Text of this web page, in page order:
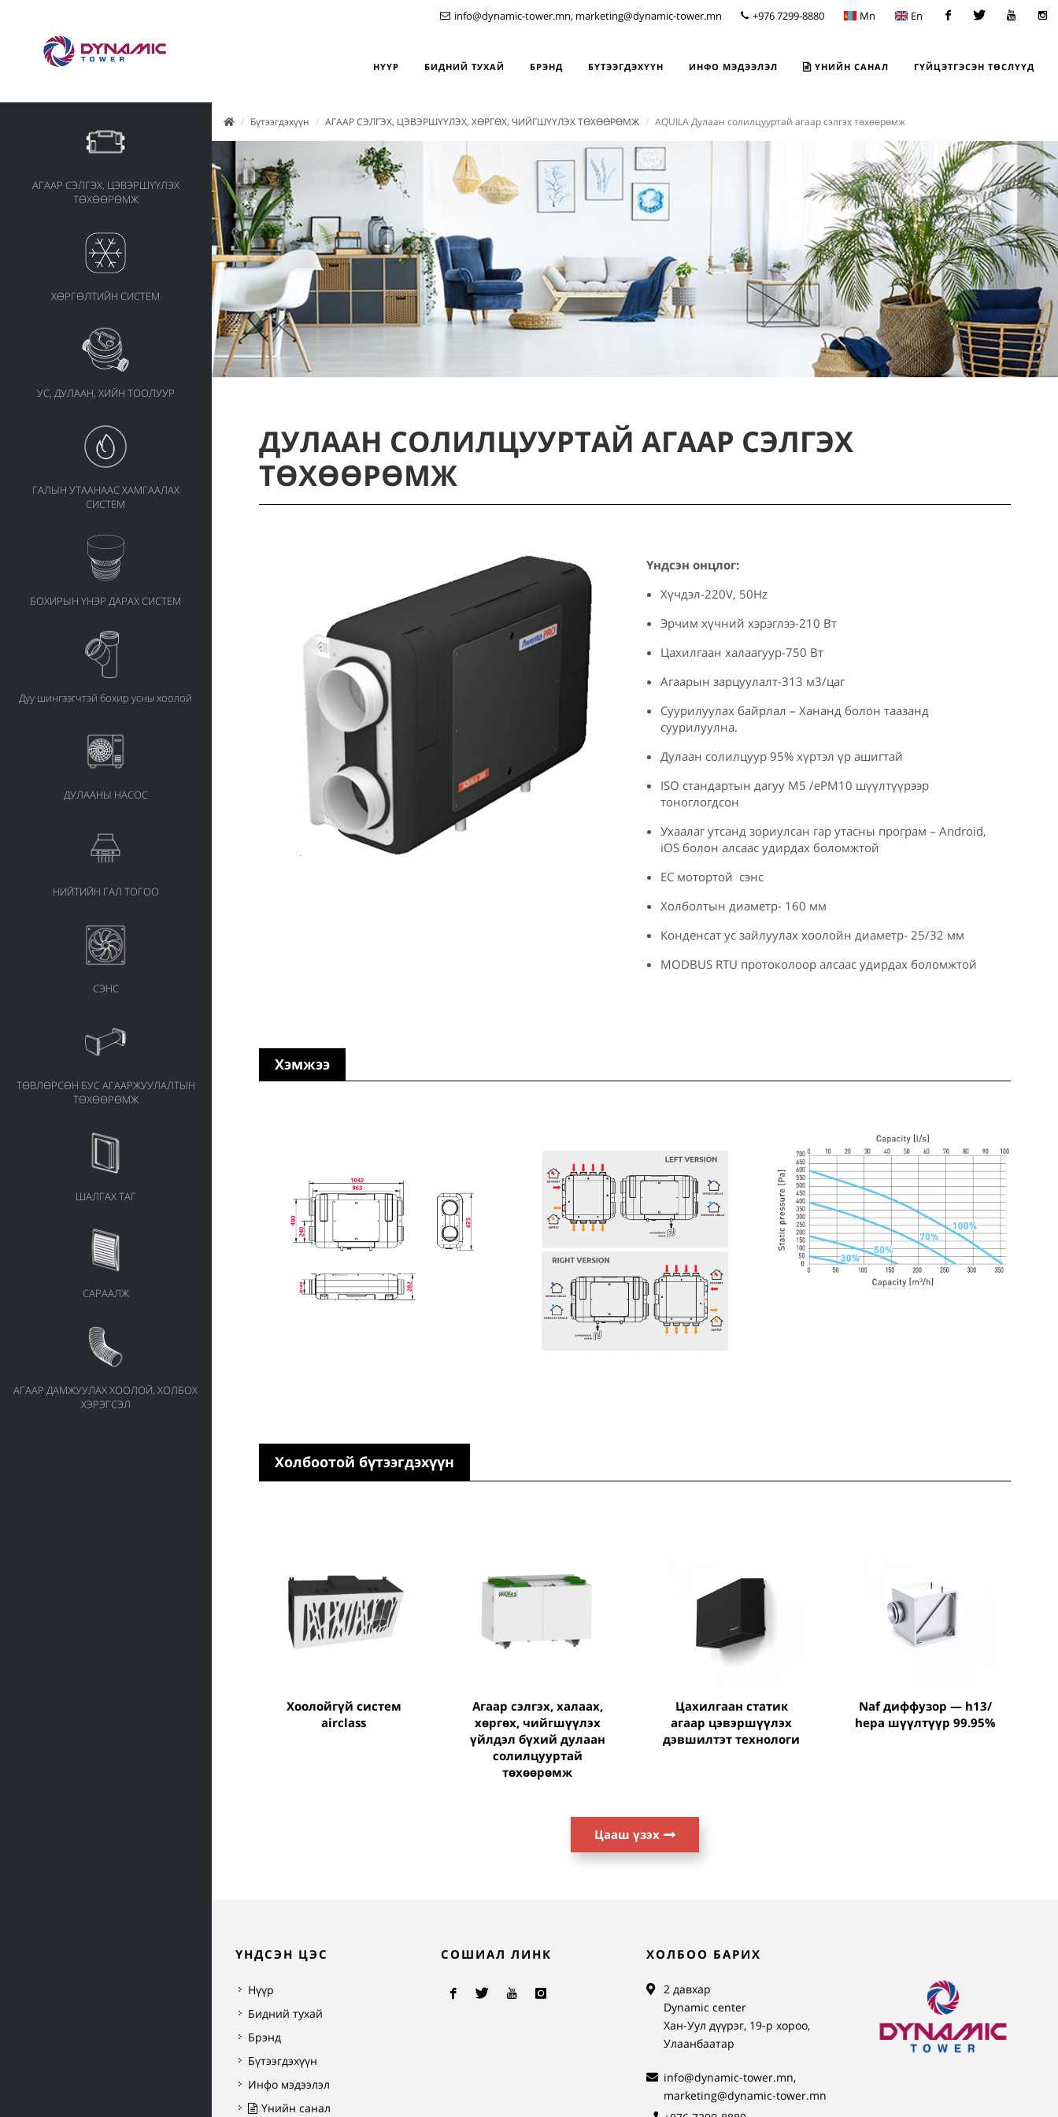
info@dynamic-tower.mn, marketing@dynamic-tower.mn +976 7299-8880 Mn En
НҮҮР БИДНИЙ ТУХАЙ БРЭНД БҮТЭЭГДЭХҮҮН ИНФО МЭДЭЭЛЭЛ ҮНИЙН САНАЛ ГҮЙЦЭТГЭСЭН ТӨСЛҮҮД
Бүтээгдэхүүн АГААР СЭЛГЭХ, ЦЭВЭРШҮҮЛЭХ, ХӨРГӨХ, ЧИЙГШҮҮЛЭХ ТӨХӨӨРӨМЖ AQUILA Дулаан солилцууртай агаар сэлгэх төхөөрөмж
АГААР СЭЛГЭХ, ЦЭВЭРШҮҮЛЭХ
ТӨХӨӨРӨМЖ
ХӨРГӨЛТИЙН СИСТЕМ
УС, ДУЛААН, ХИЙН ТООЛУУР
ГАЛЫН УТААНААС ХАМГААЛАХ
СИСТЕМ
БОХИРЫН ҮНЭР ДАРАХ СИСТЕМ
Дуу шингээгчтэй бохир усны хоолой
ДУЛААНЫ НАСОС
НИЙТИЙН ГАЛ ТОГОО
СЭНС
ТӨВЛӨРСӨН БУС АГААРЖУУЛАЛТЫН
ТӨХӨӨРӨМЖ
ШАЛГАХ ТАГ
САРААЛЖ
АГААР ДАМЖУУЛАХ ХООЛОЙ, ХОЛБОХ
ХЭРЭГСЭЛ
ДУЛААН СОЛИЛЦУУРТАЙ АГААР СЭЛГЭХ
ТӨХӨӨРӨМЖ
Үндсэн онцлог:
Хүчдэл-220V, 50Hz
Эрчим хүчний хэрэглээ-210 Вт
Цахилгаан халаагуур-750 Вт
Агаарын зарцуулалт-313 м3/цаг
Суурилуулах байрлал – Хананд болон таазанд
суурилуулна.
Дулаан солилцуур 95% хүртэл үр ашигтай
ISO стандартын дагуу M5 /ePM10 шүүлтүүрээр
тоноглогдсон
Ухаалаг утсанд зориулсан гар утасны програм – Android,
iOS болон алсаас удирдах боломжтой
EC мотортой сэнс
Холболтын диаметр- 160 мм
Конденсат ус зайлуулах хоолойн диаметр- 25/32 мм
MODBUS RTU протоколоор алсаас удирдах боломжтой
Хэмжээ
Холбоотой бүтээгдэхүүн
хоолойгүй систем
airclass
агаар сэлгэх, халаах,
хөргөх, чийгшүүлэх
үйлдэл бүхий дулаан
солилцууртай
төхөөрөмж
цахилгаан статик
агаар цэвэршүүлэх
дэвшилтэт технологи
naf диффузор — h13/
hepa шүүлтүүр 99.95%
Цааш үзэх
ҮНДСЭН ЦЭС
Нүүр
Бидний тухай
Брэнд
Бүтээгдэхүүн
Инфо мэдээлэл
Үнийн санал
СОШИАЛ ЛИНК ХОЛБОО БАРИХ
2 давхар
Dynamic center
Хан-Уул дүүрэг, 19-р хороо,
Улаанбаатар
info@dynamic-tower.mn,
marketing@dynamic-tower.mn